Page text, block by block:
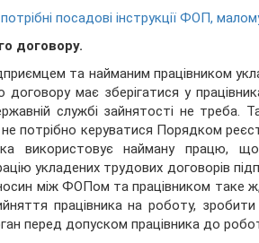
посадові інструкції ФОП,
договору.
та найманим працівником
договору має зберігатися у
службі зайнятості не треба.
не потрібно керуватися Порядком
використовує найману працю,
укладених трудових договорів
між ФОПом та працівником таке
працівника на роботу, зробити
перед допуском працівника до